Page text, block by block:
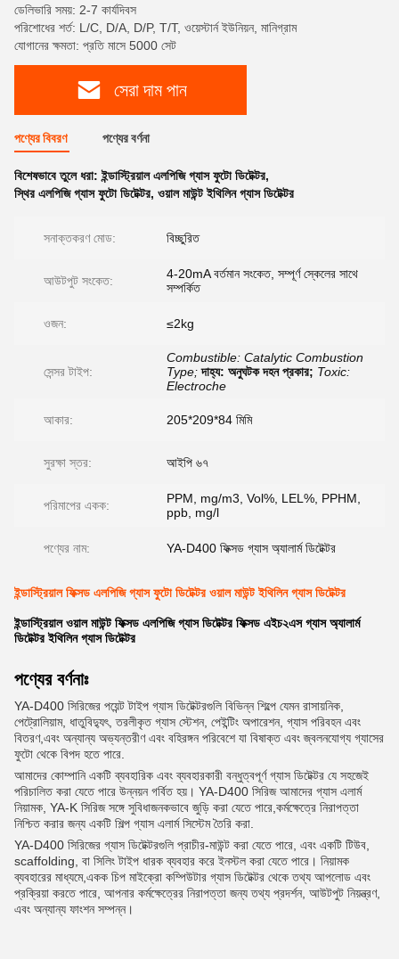
ডেলিভারি সময়: 2-7 কার্যদিবস
পরিশোধের শর্ত: L/C, D/A, D/P, T/T, ওয়েস্টার্ন ইউনিয়ন, মানিগ্রাম
যোগানের ক্ষমতা: প্রতি মাসে 5000 সেট
সেরা দাম পান
পণ্যের বিবরণ পণ্যের বর্ণনা
বিশেষভাবে তুলে ধরা:ইন্ডাস্ট্রিয়াল এলপিজি গ্যাস ফুটো ডিটেক্টর,
স্থির এলপিজি গ্যাস ফুটো ডিটেক্টর, ওয়াল মাউন্ট ইথিলিন গ্যাস ডিটেক্টর
সনাক্তকরণ মোড: বিচ্ছুরিত
আউটপুট সংকেত:
4-20mA বর্তমান সংকেত, সম্পূর্ণ স্কেলের সাথে
সম্পর্কিত
ওজন: ≤2kg
সেন্সর টাইপ:
Combustible: Catalytic Combustion
Type; দাহ্য: অনুঘটক দহন প্রকার; Toxic:
Electroche
আকার: 205*209*84 মিমি
সুরক্ষা স্তর: আইপি ৬৭
পরিমাপের একক:
PPM, mg/m3, Vol%, LEL%, PPHM,
ppb, mg/l
পণ্যের নাম: YA-D400 ফিক্সড গ্যাস অ্যালার্ম ডিটেক্টর
ইন্ডাস্ট্রিয়াল ফিক্সড এলপিজি গ্যাস ফুটো ডিটেক্টর ওয়াল মাউন্ট ইথিলিন গ্যাস ডিটেক্টর
ইন্ডাস্ট্রিয়াল ওয়াল মাউন্ট ফিক্সড এলপিজি গ্যাস ডিটেক্টর ফিক্সড এইচ২এস গ্যাস অ্যালার্ম
ডিটেক্টর ইথিলিন গ্যাস ডিটেক্টর
পণ্যের বর্ণনাঃ
YA-D400 সিরিজের পয়েন্ট টাইপ গ্যাস ডিটেক্টরগুলি বিভিন্ন শিল্পে যেমন রাসায়নিক,
পেট্রোলিয়াম, ধাতুবিদ্যুৎ, তরলীকৃত গ্যাস স্টেশন, পেইন্টিং অপারেশন, গ্যাস পরিবহন এবং
বিতরণ,এবং অন্যান্য অভ্যন্তরীণ এবং বহিরঙ্গন পরিবেশে যা বিষাক্ত এবং জ্বলনযোগ্য গ্যাসের
ফুটো থেকে বিপদ হতে পারে.
আমাদের কোম্পানি একটি ব্যবহারিক এবং ব্যবহারকারী বন্ধুত্বপূর্ণ গ্যাস ডিটেক্টর যে সহজেই
পরিচালিত করা যেতে পারে উন্নয়ন গর্বিত হয়। YA-D400 সিরিজ আমাদের গ্যাস এলার্ম
নিয়ামক, YA-K সিরিজ সঙ্গে সুবিধাজনকভাবে জুড়ি করা যেতে পারে,কর্মক্ষেত্রে নিরাপত্তা
নিশ্চিত করার জন্য একটি শিল্প গ্যাস এলার্ম সিস্টেম তৈরি করা.
YA-D400 সিরিজের গ্যাস ডিটেক্টরগুলি প্রাচীর-মাউন্ট করা যেতে পারে, এবং একটি টিউব,
scaffolding, বা সিলিং টাইপ ধারক ব্যবহার করে ইনস্টল করা যেতে পারে। নিয়ামক
ব্যবহারের মাধ্যমে,একক চিপ মাইক্রো কম্পিউটার গ্যাস ডিটেক্টর থেকে তথ্য আপলোড এবং
প্রক্রিয়া করতে পারে, আপনার কর্মক্ষেত্রের নিরাপত্তা জন্য তথ্য প্রদর্শন, আউটপুট নিয়ন্ত্রণ,
এবং অন্যান্য ফাংশন সম্পন্ন।